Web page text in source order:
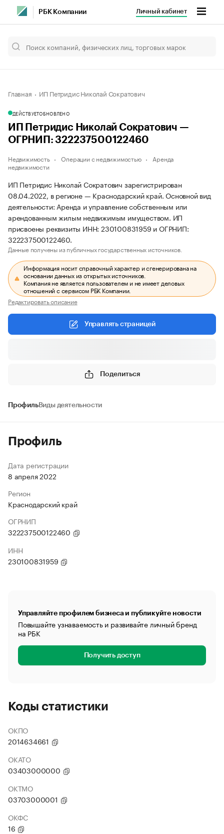
РБК Компании Личный кабинет
Главная ИП Петридис Николай Сократович
ДЕЙСТВУЕТОБНОВЛЕНО
ИП Петридис Николай Сократович —
ОГРНИП: 322237500122460
Недвижимость Операции с недвижимостью
Аренда
недвижимости
ИП Петридис Николай Сократович зарегистрирован
08.04.2022, в регионе — Краснодарский край. Основной вид
деятельности: Аренда и управление собственным или
арендованным жилым недвижимым имуществом. ИП
присвоены реквизиты ИНН: 230100831959 и ОГРНИП:
322237500122460.
Данные получены из публичных государственных источников.
Информация носит справочный характер и сгенерирована на
основании данных из открытых источников.
Компания не является пользователем и не имеет деловых
отношений с сервисом РБК Компании.
Редактировать описание
Управлять страницей
Поделиться
ПрофильВиды деятельности
Профиль
Дата регистрации
8 апреля 2022
Регион
Краснодарский край
ОГРНИП
322237500122460
ИНН
230100831959
Управляйте профилем бизнеса и публикуйте новости
Повышайте узнаваемость и развивайте личный бренд
на РБК
Получить доступ
Коды статистики
ОКПО
2014634661
ОКАТО
03403000000
ОКТМО
03703000001
ОКФС
16